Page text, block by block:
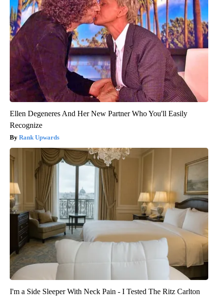
Ellen Degeneres And Her New Partner Who You'll Easily
Recognize
Rank Upwards
I'm a Side Sleeper With Neck Pain - I Tested The Ritz Carlton